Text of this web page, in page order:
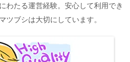
わたる運営経験。安心して利用でき
ツブシは大切にしています。